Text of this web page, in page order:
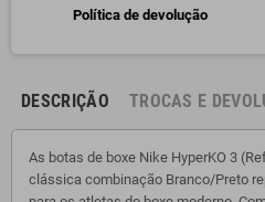
Política de devolução
DESCRIÇÃO TROCAS E
As botas de boxe Nike HyperKO 3
clássica combinação Branco/Preto